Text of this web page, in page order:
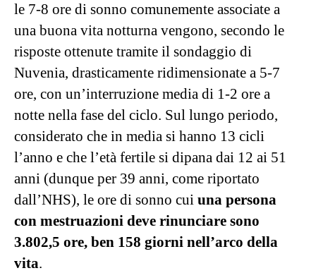
le 7-8 ore di sonno comunemente associate a
una buona vita notturna vengono, secondo le
risposte ottenute tramite il sondaggio di
Nuvenia, drasticamente ridimensionate a 5-7
ore, con un’interruzione media di 1-2 ore a
notte nella fase del ciclo. Sul lungo periodo,
considerato che in media si hanno 13 cicli
l’anno e che l’età fertile si dipana dai 12 ai 51
anni (dunque per 39 anni, come riportato
dall’NHS), le ore di sonno cui una persona
con mestruazioni deve rinunciare sono
3.802,5 ore, ben 158 giorni nell’arco della
vita.